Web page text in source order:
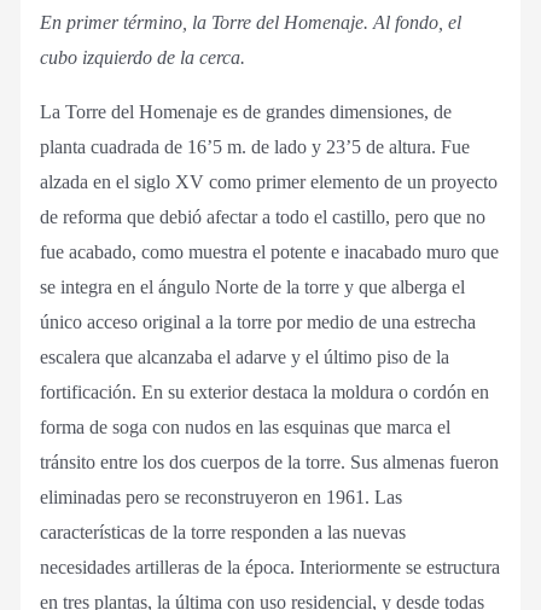
En primer término, la Torre del Homenaje. Al fondo, el
cubo izquierdo de la cerca.
La Torre del Homenaje es de grandes dimensiones, de
planta cuadrada de 16’5 m. de lado y 23’5 de altura. Fue
alzada en el siglo XV como primer elemento de un proyecto
de reforma que debió afectar a todo el castillo, pero que no
fue acabado, como muestra el potente e inacabado muro que
se integra en el ángulo Norte de la torre y que alberga el
único acceso original a la torre por medio de una estrecha
escalera que alcanzaba el adarve y el último piso de la
fortificación. En su exterior destaca la moldura o cordón en
forma de soga con nudos en las esquinas que marca el
tránsito entre los dos cuerpos de la torre. Sus almenas fueron
eliminadas pero se reconstruyeron en 1961. Las
características de la torre responden a las nuevas
necesidades artilleras de la época. Interiormente se estructura
en tres plantas, la última con uso residencial, y desde todas